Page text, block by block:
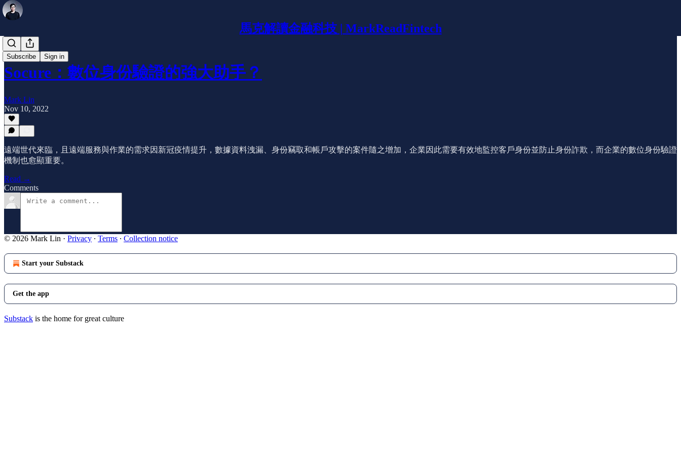
馬克解讀金融科技 | MarkReadFintech
Subscribe Sign in
公司介紹
Socure：數位身份驗證的強大助手？
Mark Lin
Nov 10, 2022
遠端世代來臨，且遠端服務與作業的需求因新冠疫情提升，數據資料洩漏、身份竊取和帳戶攻擊的案件隨之增加，企業因此需要有效地監控客戶身份並防止身份詐欺，而企業的數位身份驗證
機制也愈顯重要。
Read →
Comments
© 2026 Mark Lin · Privacy ∙ Terms ∙ Collection notice
Start your Substack
Get the app
Substack is the home for great culture